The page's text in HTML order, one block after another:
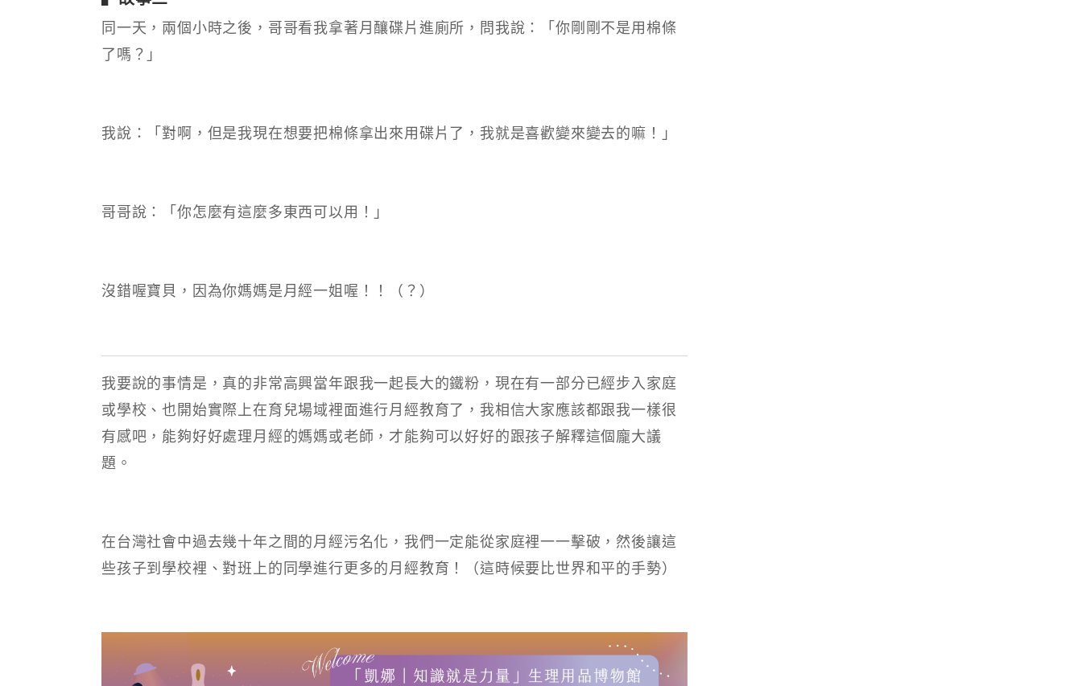
同一天，兩個小時之後，哥哥看我拿著月釀碟片進廁所，問我說：「你剛剛不是用棉條
了嗎？」
我說：「對啊，但是我現在想要把棉條拿出來用碟片了，我就是喜歡變來變去的嘛！」
哥哥說：「你怎麼有這麼多東西可以用！」
沒錯喔寶貝，因為你媽媽是月經一姐喔！！（？）
我要說的事情是，真的非常高興當年跟我一起長大的鐵粉，現在有一部分已經步入家庭
或學校、也開始實際上在育兒場域裡面進行月經教育了，我相信大家應該都跟我一樣很
有感吧，能夠好好處理月經的媽媽或老師，才能夠可以好好的跟孩子解釋這個龐大議
題。
在台灣社會中過去幾十年之間的月經污名化，我們一定能從家庭裡一一擊破，然後讓這
些孩子到學校裡、對班上的同學進行更多的月經教育！（這時候要比世界和平的手勢）